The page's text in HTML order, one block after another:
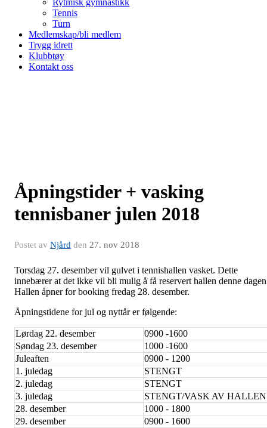
Rytmisk gymnastikk
Tennis
Turn
Medlemskap/bli medlem
Trygg idrett
Klubbtøy
Kontakt oss
Åpningstider + vasking
tennisbaner julen 2018
Postet av Njård den 27. nov 2018
Torsdag 27. desember vil gulvet i tennishallen vasket. Dette
innebærer at det ikke vil bli mulig å få reservert hallen denne
Hallen åpner for booking fredag 28. desember.
Åpningstidene for jul og nyttår er følgende:
Lørdag 22. desember
0900 -1600
Søndag 23. desember
1000 -1600
Juleaften
0900 - 1200
1. juledag
STENGT
2. juledag
STENGT
3. juledag
STENGT/VASK AV HALLEN
28. desember
1000 - 1800
29. desember
0900 - 1600